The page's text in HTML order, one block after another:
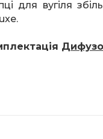
для вугіля
.